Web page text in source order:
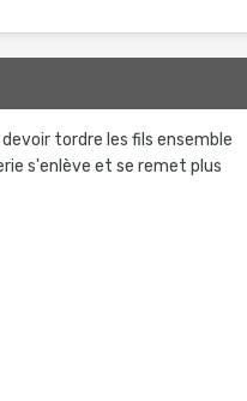
tordre les fils ensemble
s'enlève et se remet plus